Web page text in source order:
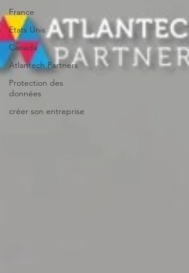
France
Etats Unis
Canada
Atlantech Partners
Protection des
données
créer son entreprise